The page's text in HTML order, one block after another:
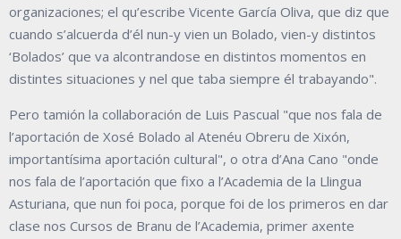
organizaciones; el qu’escribe Vicente García Oliva, que diz que
cuando s’alcuerda d’él nun-y vien un Bolado, vien-y distintos
‘Bolados’ que va alcontrandose en distintos momentos en
distintes situaciones y nel que taba siempre él trabayando".
Pero tamión la collaboración de Luis Pascual "que nos fala de
l’aportación de Xosé Bolado al Atenéu Obreru de Xixón,
importantísima aportación cultural", o otra d’Ana Cano "onde
nos fala de l’aportación que fixo a l’Academia de la Llingua
Asturiana, que nun foi poca, porque foi de los primeros en dar
clase nos Cursos de Branu de l’Academia, primer axente